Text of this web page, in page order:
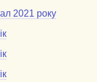
2021 року